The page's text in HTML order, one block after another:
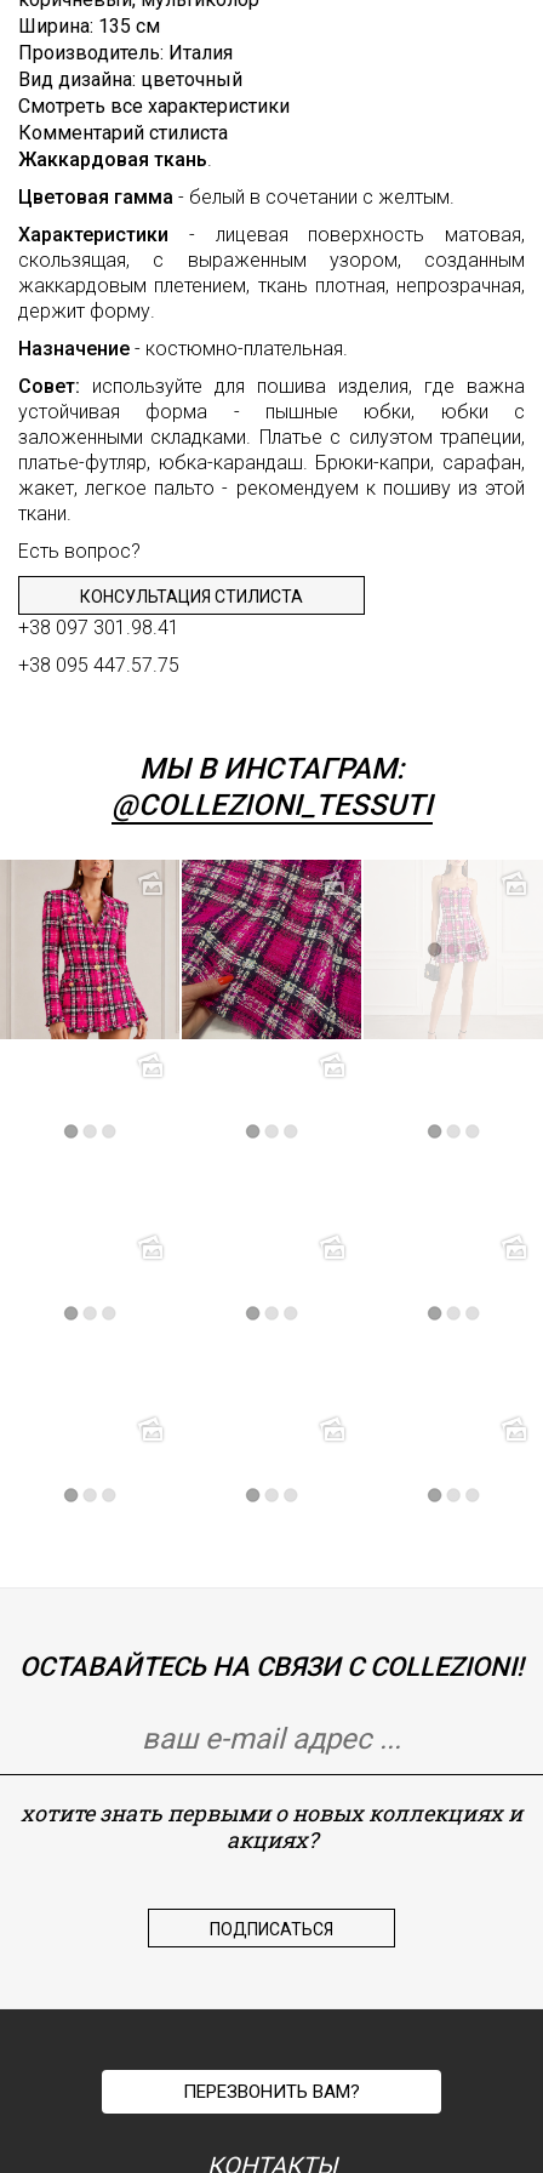
Лоден
Мех
Неопрен
Органза
Пайетки
Полоска
Сетка
Стёганые
Тафта
Трикотаж
Шёлк
натуральный
Шитьё
Шифон
Loro
Piana
MaxMara
Moschino
Oscar
la
Valentino
Versace
СОТРУДНИЧЕСТВО
ОТЗЫВЫ
FAQ
КОНТАКТЫ
ЭТО
ИНТЕРЕСНО
TRENDS
ВИДЕО
О
ТКАНЯХ
Ширина: 135 см
Производитель: Италия
Вид дизайна: цветочный
Смотреть все характеристики
Комментарий стилиста
Жаккардовая ткань
Цветовая гамма - белый в сочетании с желтым.
Характеристики - лицевая поверхность матовая,
скользящая, с выраженным узором, созданным
жаккардовым плетением, ткань плотная, непрозрачная,
держит форму.
Назначение - костюмно-плательная.
Совет: используйте для пошива изделия, где важна
устойчивая форма - пышные юбки, юбки с
заложенными складками. Платье с силуэтом трапеции,
платье-футляр, юбка-карандаш. Брюки-капри, сарафан,
жакет, легкое пальто - рекомендуем к пошиву из этой
ткани.
Есть вопрос?
КОНСУЛЬТАЦИЯ СТИЛИСТА
+38 097 301.98.41
+38 095 447.57.75
МЫ В ИНСТАГРАМ:
@COLLEZIONI_TESSUTI
ОСТАВАЙТЕСЬ НА СВЯЗИ С COLLEZIONI!
хотите знать первыми о новых коллекциях и
акциях?
ПЕРЕЗВОНИТЬ ВАМ?
КОНТАКТЫ